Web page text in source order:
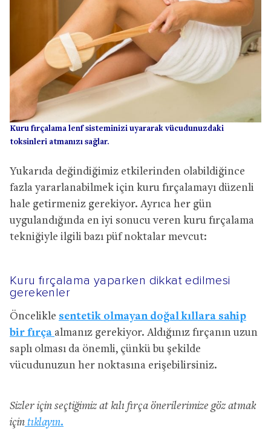
Kuru fırçalama lenf sisteminizi uyararak vücudunuzdaki
toksinleri atmanızı sağlar.
Yukarıda değindiğimiz etkilerinden olabildiğince
fazla yararlanabilmek için kuru fırçalamayı düzenli
hale getirmeniz gerekiyor. Ayrıca her gün
uygulandığında en iyi sonucu veren kuru fırçalama
tekniğiyle ilgili bazı püf noktalar mevcut:
Kuru fırçalama yaparken dikkat edilmesi
gerekenler
Öncelikle sentetik olmayan doğal kıllara sahip
bir fırça almanız gerekiyor. Aldığınız fırçanın uzun
saplı olması da önemli, çünkü bu şekilde
vücudunuzun her noktasına erişebilirsiniz.
Sizler için seçtiğimiz at kılı fırça önerilerimize göz atmak
için tıklayın.